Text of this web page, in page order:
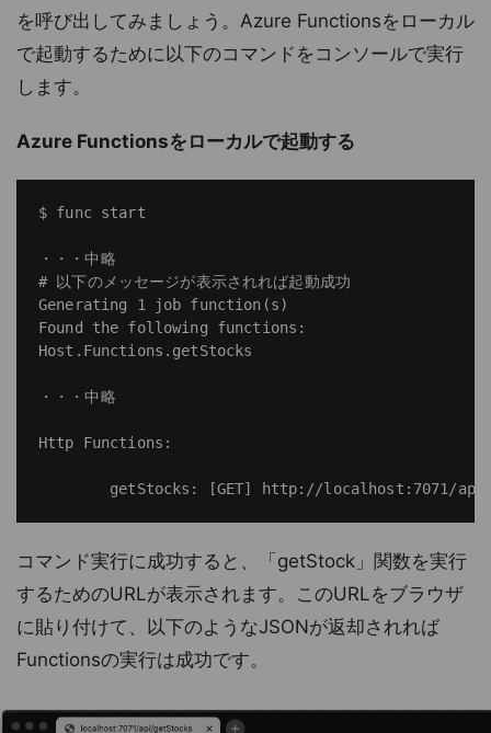
を呼び出してみましょう。Azure Functionsをローカル
で起動するために以下のコマンドをコンソールで実行
します。
Azure Functionsをローカルで起動する
$ func start
・・・中略
# 以下のメッセージが表示されれば起動成功
Generating 1 job function(s)
Found the following functions:
Host.Functions.getStocks
・・・中略
Http Functions:
コマンド実行に成功すると、「getStock」関数を実行
するためのURLが表示されます。このURLをブラウザ
に貼り付けて、以下のようなJSONが返却されれば
Functionsの実行は成功です。